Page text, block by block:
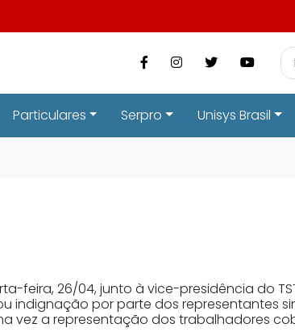
Particulares Serpro Unisys Brasil
feira, 26/04, junto à vice-presidência do
indignação por parte dos representantes
vez a representação dos trabalhadores